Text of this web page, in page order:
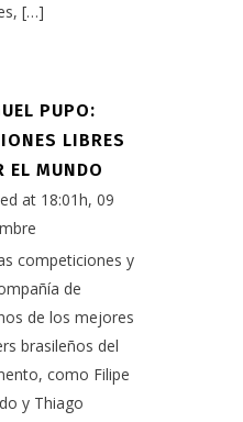
[…]
PUPO:
LIBRES
EL MUNDO
at 18:01h, 09
competiciones y
de
de los mejores
brasileños del
como Filipe
y Thiago